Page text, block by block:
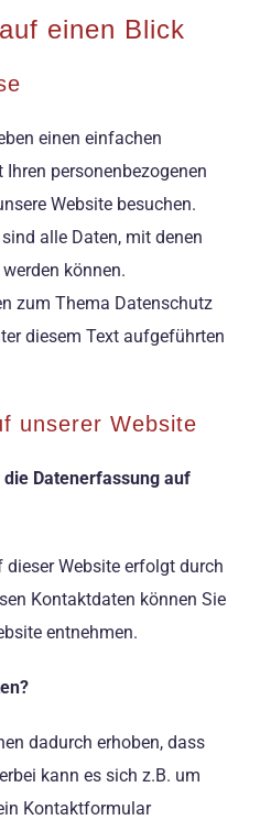
einen Blick
einen einfachen
personenbezogenen
Website besuchen.
alle Daten, mit denen
können.
zum Thema Datenschutz
diesem Text aufgeführten
unserer Website
Datenerfassung auf
Website erfolgt durch
Kontaktdaten können Sie
entnehmen.
dadurch erhoben, dass
kann es sich z.B. um
Kontaktformular